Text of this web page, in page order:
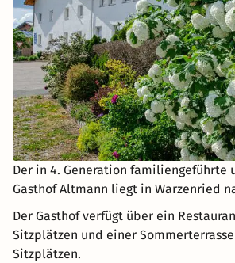
Der in 4. Generation
Gasthof Altmann liegt in Warzenried
Der Gasthof verfügt über ein
Sitzplätzen und einer
Sitzplätzen.